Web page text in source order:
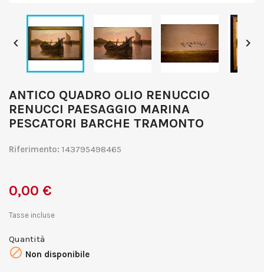
 
ANTICO QUADRO OLIO RENUCCIO
RENUCCI PAESAGGIO MARINA
PESCATORI BARCHE TRAMONTO
Riferimento: 143795498465
0,00 €
Tasse incluse
Quantità
 Non disponibile